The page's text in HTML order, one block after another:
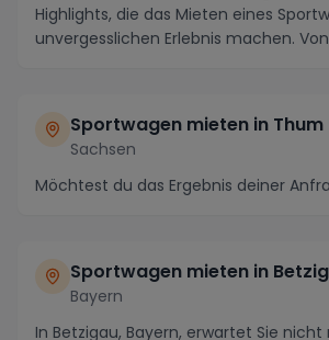
Highlights, die das Mieten eines
unvergesslichen Erlebnis machen.
Sportwagen mieten in Thum
Sachsen
Möchtest du das Ergebnis deiner
Sportwagen mieten in
Bayern
In Betzigau, Bayern, erwartet Sie nicht